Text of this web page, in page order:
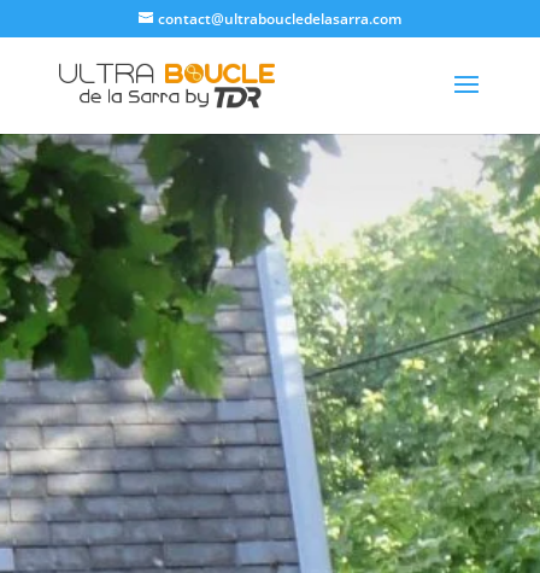
contact@ultraboucledelasarra.com